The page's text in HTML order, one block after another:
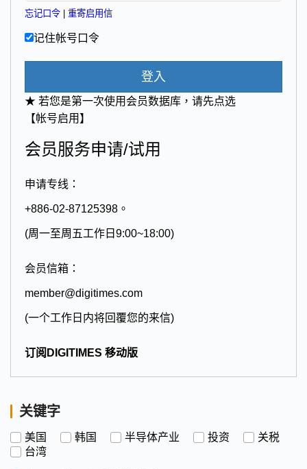
忘记口令 重寄启用信
记住帐号口令
登入
★ 若您是第一次使用会员数据库，请先点选
【帐号启用】
会员服务申请/试用
申请专线：
+886-02-87125398。
(周一至周五工作日9:00~18:00)
会员信箱：
member@digitimes.com
(一个工作日内将回覆您的来信)
订阅DIGITIMES 移动版
关键字
美国 韩国 半导体产业 投资
关税
台湾